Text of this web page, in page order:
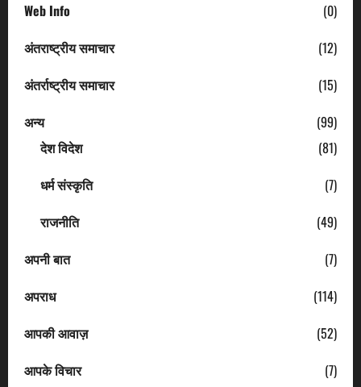
Web Info
(0)
अंतराष्ट्रीय समाचार
(12)
अंतर्राष्ट्रीय समाचार
(15)
अन्य
(99)
देश विदेश
(81)
धर्म संस्कृति
(7)
राजनीति
(49)
अपनी बात
(7)
अपराध
(114)
आपकी आवाज़
(52)
आपके विचार
(7)